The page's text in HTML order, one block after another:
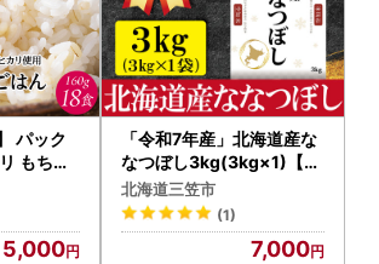
パック
もち麦
クライ
行方市
5,000
「令和7年産」北海道産な
なつぼし3kg(3kg×1)【特
Aランク】米・食味鑑定士
監修＜最短翌日発送＞【1
607203】
北海道三笠市
(1)
7,000